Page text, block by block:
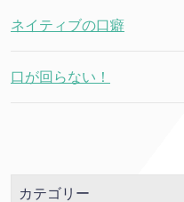
ネイティブの口癖
口が回らない！
カテゴリー